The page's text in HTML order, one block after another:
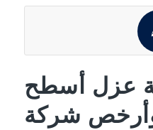
عزل أسطح
شركة